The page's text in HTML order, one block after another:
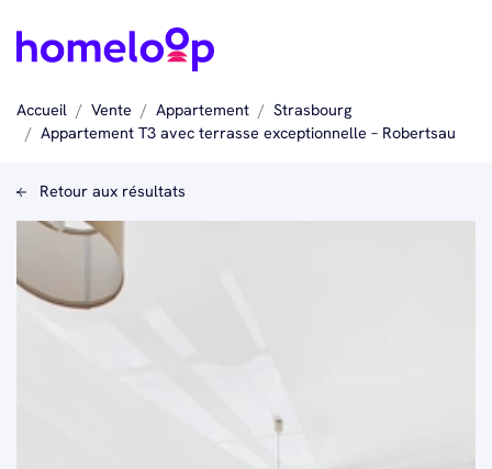
Accueil Vente Appartement
Strasbourg
Appartement T3 avec terrasse exceptionnelle – Robertsau
Retour aux résultats